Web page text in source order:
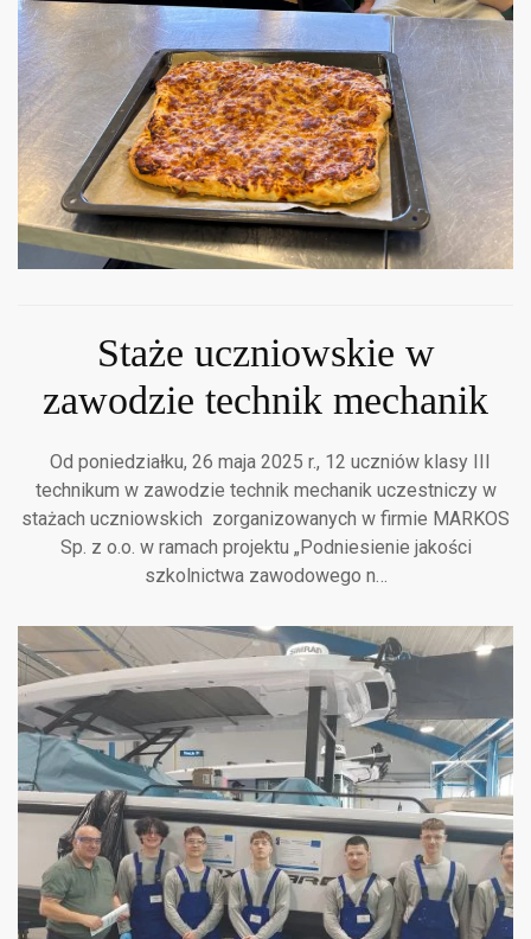
Staże uczniowskie w
zawodzie technik mechanik
Od poniedziałku, 26 maja 2025 r., 12 uczniów klasy III
technikum w zawodzie technik mechanik uczestniczy w
stażach uczniowskich zorganizowanych w firmie MARKOS
Sp. z o.o. w ramach projektu „Podniesienie jakości
szkolnictwa zawodowego n…